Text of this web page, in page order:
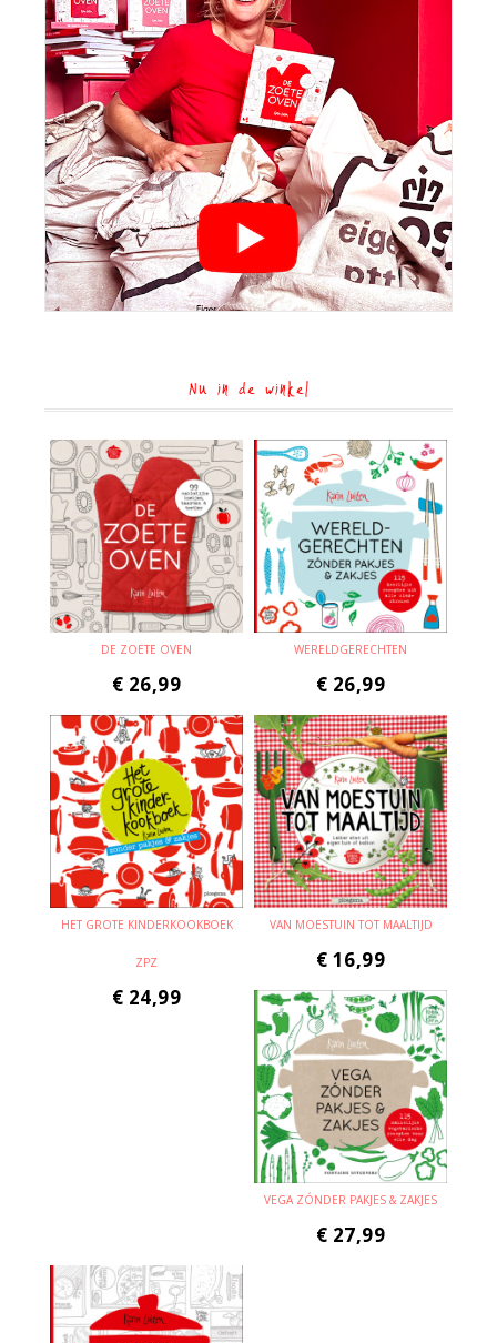
Nu in de winkel
DE ZOETE OVEN
€ 26,99
WERELDGERECHTEN
€ 26,99
HET GROTE KINDERKOOKBOEK
ZPZ
€ 24,99
VAN MOESTUIN TOT MAALTIJD
€ 16,99
VEGA ZÓNDER PAKJES & ZAKJES
€ 27,99